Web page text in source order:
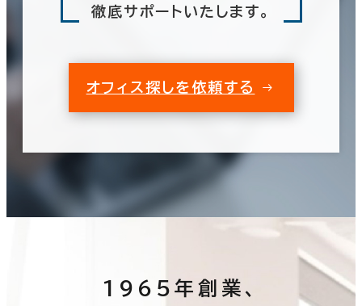
徹底サポートいたします。
オフィス探しを依頼する
1965年創業、